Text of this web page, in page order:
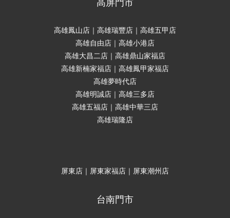
高雄鳳山店｜高雄瑞豐店｜高雄五甲店
高雄自由店｜高雄小港店
高雄大昌二店｜高雄鼎山家福店
高雄新楠家福店｜高雄鳳甲家福店
高雄夢時代店
高雄明誠店｜高雄三多店
高雄五福店｜高雄中華三店
高雄瑞隆店
屏東店｜屏東家福店｜屏東潮州店
台南門市